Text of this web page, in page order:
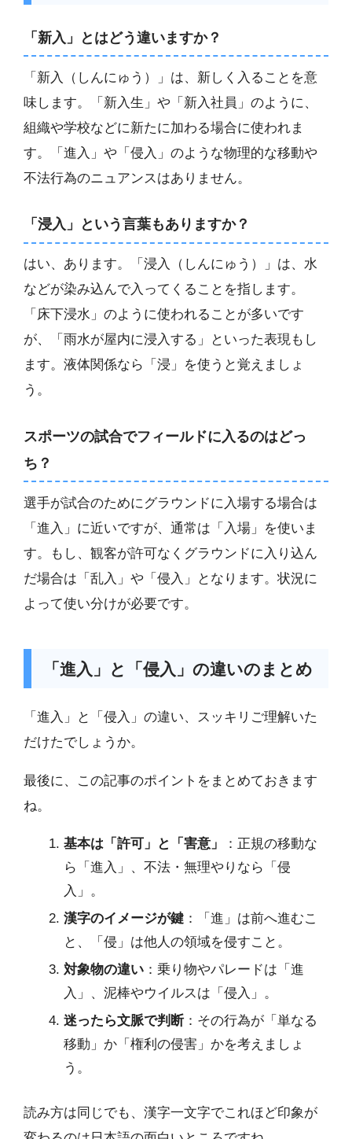
「新入」とはどう違いますか？
「新入（しんにゅう）」は、新しく入ることを意
味します。「新入生」や「新入社員」のように、
組織や学校などに新たに加わる場合に使われま
す。「進入」や「侵入」のような物理的な移動や
不法行為のニュアンスはありません。
「浸入」という言葉もありますか？
はい、あります。「浸入（しんにゅう）」は、水
などが染み込んで入ってくることを指します。
「床下浸水」のように使われることが多いです
が、「雨水が屋内に浸入する」といった表現もし
ます。液体関係なら「浸」を使うと覚えましょ
う。
スポーツの試合でフィールドに入るのはどっ
ち？
選手が試合のためにグラウンドに入場する場合は
「進入」に近いですが、通常は「入場」を使いま
す。もし、観客が許可なくグラウンドに入り込ん
だ場合は「乱入」や「侵入」となります。状況に
よって使い分けが必要です。
「進入」と「侵入」の違いのまとめ
「進入」と「侵入」の違い、スッキリご理解いた
だけたでしょうか。
最後に、この記事のポイントをまとめておきます
ね。
基本は「許可」と「害意」
：正規の移動な
ら「進入」、不法・無理やりなら「侵
入」。
漢字のイメージが鍵 ：「進」は前へ進むこ
と、「侵」は他人の領域を侵すこと。
対象物の違い ：乗り物やパレードは「進
入」、泥棒やウイルスは「侵入」。
迷ったら文脈で判断：その行為が「単なる
移動」か「権利の侵害」かを考えましょ
う。
読み方は同じでも、漢字一文字でこれほど印象が